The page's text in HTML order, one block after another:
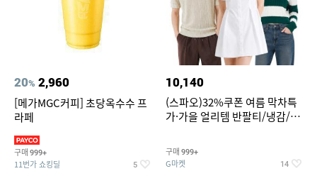
20% 2,960
[메가MGC커피] 초당옥수수 프
라페
구매 999+
11번가 쇼킹딜 5
10,140
(스파오)32%쿠폰 여름 막차특
가·가을 얼리템 반팔티/냉감/반
건 외 ~74%OFF
구매 999+
G마켓 14